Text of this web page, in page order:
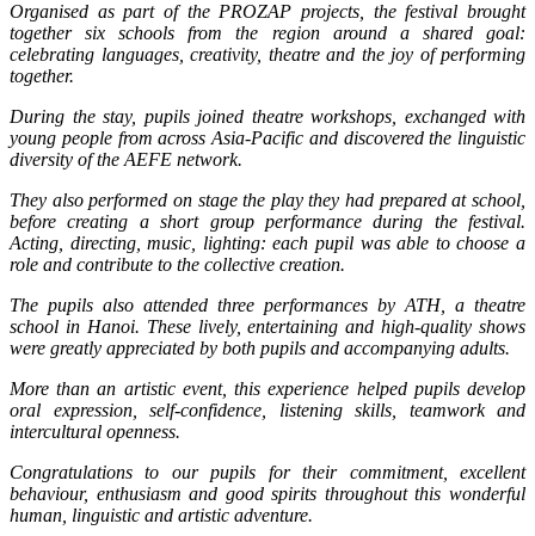
Organised as part of the PROZAP projects, the festival brought
together six schools from the region around a shared goal:
celebrating languages, creativity, theatre and the joy of performing
together.
During the stay, pupils joined theatre workshops, exchanged with
young people from across Asia-Pacific and discovered the linguistic
diversity of the AEFE network.
They also performed on stage the play they had prepared at school,
before creating a short group performance during the festival.
Acting, directing, music, lighting: each pupil was able to choose a
role and contribute to the collective creation.
The pupils also attended three performances by ATH, a theatre
school in Hanoi. These lively, entertaining and high-quality shows
were greatly appreciated by both pupils and accompanying adults.
More than an artistic event, this experience helped pupils develop
oral expression, self-confidence, listening skills, teamwork and
intercultural openness.
Congratulations to our pupils for their commitment, excellent
behaviour, enthusiasm and good spirits throughout this wonderful
human, linguistic and artistic adventure.